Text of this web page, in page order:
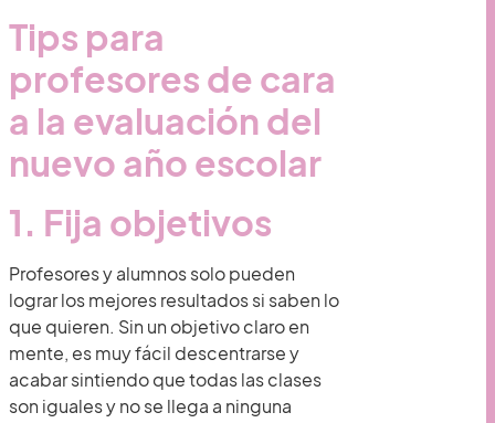
Tips para
profesores de cara
a la evaluación del
nuevo año escolar
1. Fija objetivos
Profesores y alumnos solo pueden
lograr los mejores resultados si saben lo
que quieren. Sin un objetivo claro en
mente, es muy fácil descentrarse y
acabar sintiendo que todas las clases
son iguales y no se llega a ninguna